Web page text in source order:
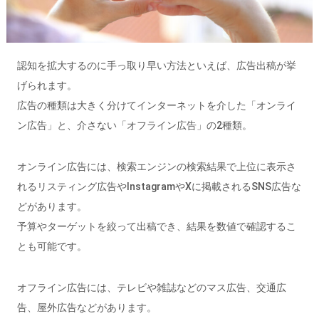
認知を拡大するのに手っ取り早い方法といえば、広告出稿が挙
げられます。
広告の種類は大きく分けてインターネットを介した「オンライ
ン広告」と、介さない「オフライン広告」の2種類。
オンライン広告には、検索エンジンの検索結果で上位に表示さ
れるリスティング広告やInstagramやXに掲載されるSNS広告な
どがあります。
予算やターゲットを絞って出稿でき、結果を数値で確認するこ
とも可能です。
オフライン広告には、テレビや雑誌などのマス広告、交通広
告、屋外広告などがあります。